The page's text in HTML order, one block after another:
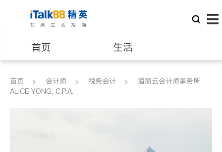
首页 生活
医生 律师
首页 会计师 税务会计
潘丽云会计师事务所
ALICE YONG, C.P.A.